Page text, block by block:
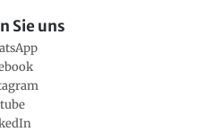
Sie uns